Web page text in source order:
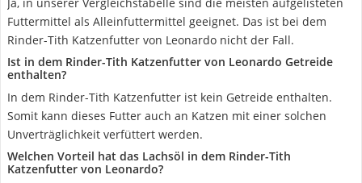
Futtermittel als Alleinfuttermittel geeignet. Das ist bei dem
Rinder-Tith Katzenfutter von Leonardo nicht der Fall.
Ist in dem Rinder-Tith Katzenfutter von Leonardo Getreide
enthalten?
In dem Rinder-Tith Katzenfutter ist kein Getreide enthalten.
Somit kann dieses Futter auch an Katzen mit einer solchen
Unverträglichkeit verfüttert werden.
Welchen Vorteil hat das Lachsöl in dem Rinder-Tith
Katzenfutter von Leonardo?